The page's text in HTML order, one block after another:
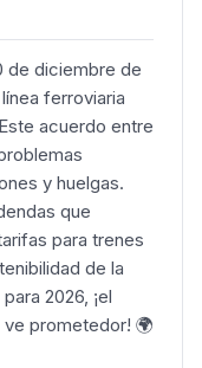
de diciembre de
ferroviaria
acuerdo entre
y huelgas.
que
para trenes
de la
2026, ¡el
prometedor! 🌍